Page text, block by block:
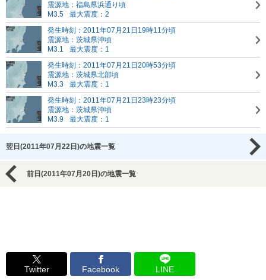
震源地：福島県浜通り頃
M3.5
最大震度：2
発生時刻：2011年07月21日19時11分頃
震源地：茨城県沖頃
M3.1
最大震度：1
発生時刻：2011年07月21日20時53分頃
震源地：茨城県北部頃
M3.3
最大震度：1
発生時刻：2011年07月21日23時23分頃
震源地：茨城県沖頃
M3.9
最大震度：1
翌日(2011年07月22日)の地震一覧
前日(2011年07月20日)の地震一覧
Twitter Facebook LINE